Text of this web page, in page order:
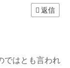
返信
ではとも言われ